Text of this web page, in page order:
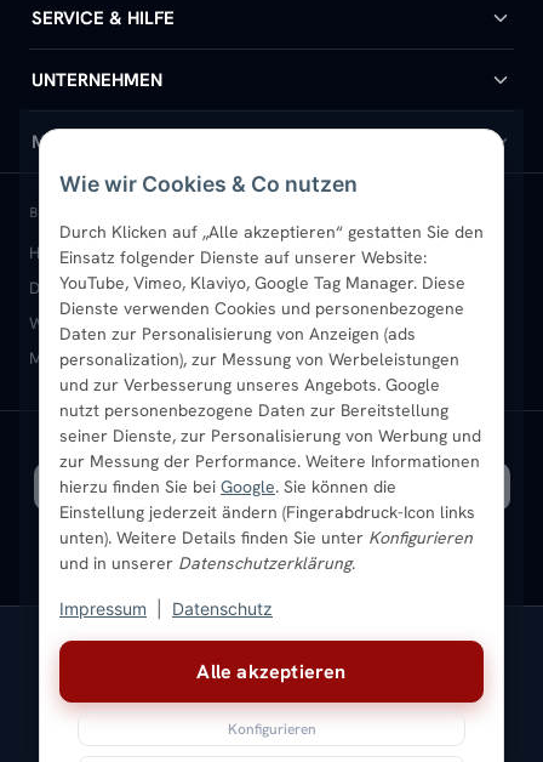
Alle akzeptieren
Konfigurieren
Wie wir Cookies & Co nutzen
Durch Klicken auf „Alle akzeptieren“ gestatten Sie den
Einsatz folgender Dienste auf unserer Website:
YouTube, Vimeo, Klaviyo, Google Tag Manager. Diese
Dienste verwenden Cookies und personenbezogene
Daten zur Personalisierung von Anzeigen (ads
personalization), zur Messung von Werbeleistungen
und zur Verbesserung unseres Angebots. Google
nutzt personenbezogene Daten zur Bereitstellung
seiner Dienste, zur Personalisierung von Werbung und
zur Messung der Performance. Weitere Informationen
hierzu finden Sie bei Google. Sie können die
Einstellung jederzeit ändern (Fingerabdruck-Icon links
unten). Weitere Details finden Sie unter Konfigurieren
und in unserer Datenschutzerklärung.
Impressum Datenschutz
Badheizkörper
Handtuchheizkörper
Design-Heizkörper
Paneelheizkörper
Vertikal-Heizkörper
Heizkörper-Zubehör
SERVICE & HILFE
Hilfe & Kontakt
Versand & Lieferung
Rückgabe & Widerruf
Garantie & Gewährleistung
Montageservice vor Ort
Sendung verfolgen
UNTERNEHMEN
Wir über uns
Standort & Abholung Jüchen
B2B-Kunden
Karriere
Ratgeber
Bestpreisgarantie
MEIN KONTO
Anmelden / Mein Konto
Merkliste
Newsletter
Aktuelle Angebote
BELIEBTE KATEGORIEN
Heizkörper kaufenBadheizkörperHandtuchheizkörper
Design-HeizkörperPaneelheizkörperVertikal-Heizkörper
Wandheizkörper Wohnraum-Heizkörper Badheizkörper Schwarz
Mischbetrieb-HeizkörperHeizkörper-ZubehörAktuelle Angebote
SICHERE ZAHLUNG VERSAND MIT
* Alle Preise inkl. gesetzlicher USt. |Kostenloser Versand
ImpressumDatenschutzAGBWiderrufsbelehrungVersandkosten